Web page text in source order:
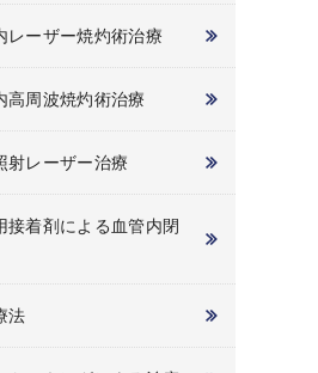
レーザー焼灼術治療
高周波焼灼術治療
射レーザー治療
接着剤による血管内閉
法